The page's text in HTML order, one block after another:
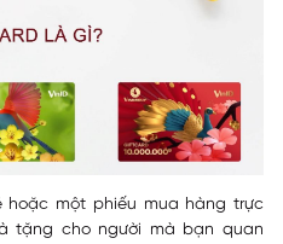
hoặc một phiếu mua hàng trực
tặng cho người mà bạn quan